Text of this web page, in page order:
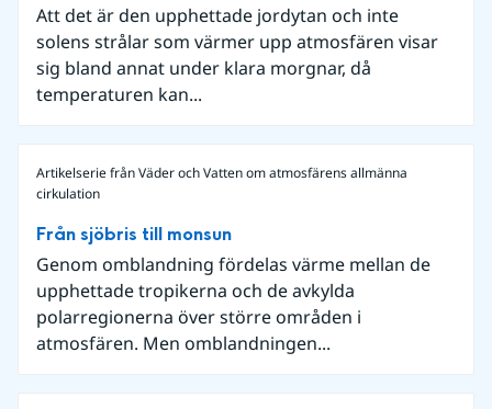
Att det är den upphettade jordytan och inte
solens strålar som värmer upp atmosfären visar
sig bland annat under klara morgnar, då
temperaturen kan...
Artikelserie från Väder och Vatten om atmosfärens allmänna
cirkulation
Från sjöbris till monsun
Genom omblandning fördelas värme mellan de
upphettade tropikerna och de avkylda
polarregionerna över större områden i
atmosfären. Men omblandningen...